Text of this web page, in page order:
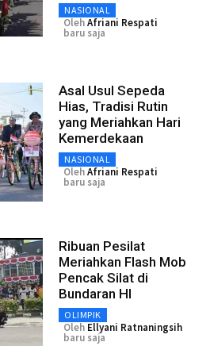
NASIONAL
OlehAfriani Respati
baru saja
Asal Usul Sepeda
Hias, Tradisi Rutin
yang Meriahkan Hari
Kemerdekaan
NASIONAL
OlehAfriani Respati
baru saja
Ribuan Pesilat
Meriahkan Flash Mob
Pencak Silat di
Bundaran HI
OLIMPIK
Oleh Ellyani Ratnaningsih
baru saja